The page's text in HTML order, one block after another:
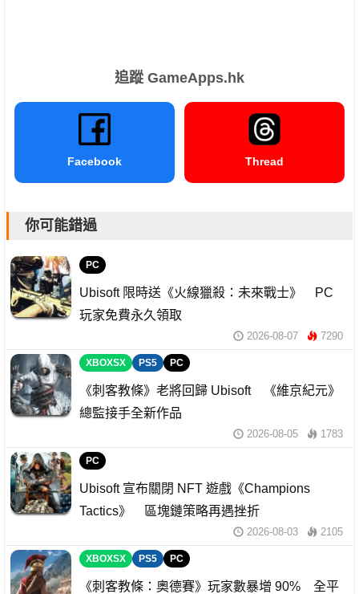
追蹤 GameApps.hk
Facebook Thread
你可能錯過
PC
Ubisoft 限時送《火線獵殺：未來戰士》 PC
玩家免費永久領取
2026-08-07 7290
XBOXSX PS5 PC
《刺客教條》老將回歸 Ubisoft 《維京紀元》
總監接手全新作品
2026-08-05 1783
PC
Ubisoft 宣布關閉 NFT 遊戲《Champions
Tactics》 區塊鏈策略再遇挫折
2026-08-03 2105
XBOXSX PS5 PC
《刺客教條：奧德賽》玩家數暴增 90% 全平